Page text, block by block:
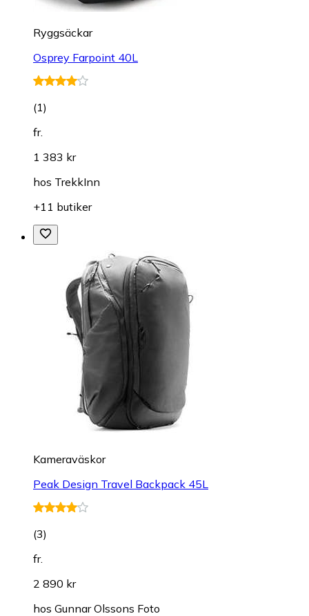
Ryggsäckar
Osprey Farpoint 40L
(1)
fr.
1 383 kr
hos TrekkInn
+11 butiker
Kameraväskor
Peak Design Travel Backpack 45L
(3)
fr.
2 890 kr
hos Gunnar Olssons Foto